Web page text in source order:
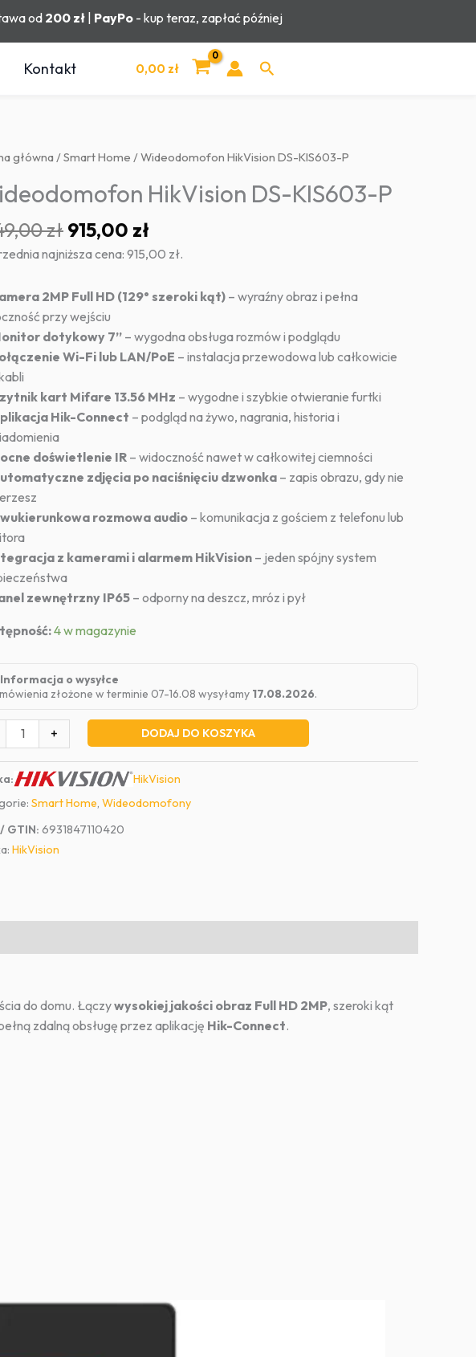
od 200 zł PayPo - kup teraz, zapłać później
Kontakt 0,00 zł Szukaj
główna/Smart Home / Wideodomofon HikVision DS-KIS603-P
HikVision DS-KIS603-P
zł Pierwotna
cena
1049,00 zł.
915,00 zł
cena
915,00 zł.
najniższa cena:915,00 zł.
2MP Full HD (129° szeroki kąt) – wyraźny obraz i pełna
przy wejściu
dotykowy 7” – wygodna obsługa rozmów i podglądu
Wi-Fi lub LAN/PoE – instalacja przewodowa lub całkowicie
kart Mifare 13.56 MHz – wygodne i szybkie otwieranie furtki
Hik-Connect – podgląd na żywo, nagrania, historia i
doświetlenie IR– widoczność nawet w całkowitej ciemności
zdjęcia po naciśnięciu dzwonka – zapis obrazu, gdy nie
rozmowa audio – komunikacja z gościem z telefonu lub
z kamerami i alarmem HikVision– jeden spójny system
zewnętrzny IP65 – odporny na deszcz, mróz i pył
4 w magazynie
Informacja o wysyłce
złożone w terminie 07-16.08 wysyłamy 17.08.2026.
+ DODAJ DO KOSZYKA
HikVision
Smart Home, Wideodomofony
GTIN: 6931847110420
HikVision
do domu. Łączywysokiej jakości obraz Full HD 2MP, szeroki kąt
zdalną obsługę przez aplikację Hik-Connect.